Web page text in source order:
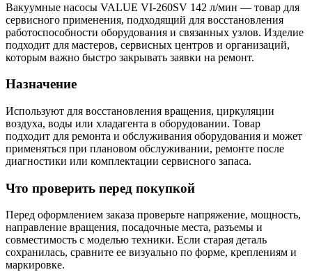
Вакуумные насосы VALUE VI-260SV 142 л/мин — товар для
сервисного применения, подходящий для восстановления
работоспособности оборудования и связанных узлов. Изделие
подходит для мастеров, сервисных центров и организаций,
которым важно быстро закрывать заявки на ремонт.
Назначение
Используют для восстановления вращения, циркуляции
воздуха, воды или хладагента в оборудовании. Товар
подходит для ремонта и обслуживания оборудования и может
применяться при плановом обслуживании, ремонте после
диагностики или комплектации сервисного запаса.
Что проверить перед покупкой
Перед оформлением заказа проверьте напряжение, мощность,
направление вращения, посадочные места, разъемы и
совместимость с моделью техники. Если старая деталь
сохранилась, сравните ее визуально по форме, креплениям и
маркировке.